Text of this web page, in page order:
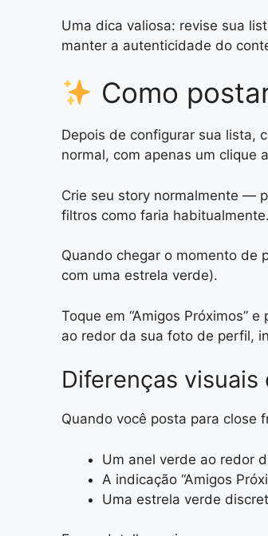
Uma dica valiosa: revise sua
manter a autenticidade do
Como
Depois de configurar sua lista,
normal, com apenas um clique
Crie seu story normalmente —
filtros como faria habitualmente.
Quando chegar o momento de
com uma estrela verde).
Toque em “Amigos Próximos”
ao redor da sua foto de perfil,
Diferenças
Quando você posta para close
Um anel verde ao redor
A indicação “Amigos
Uma estrela verde